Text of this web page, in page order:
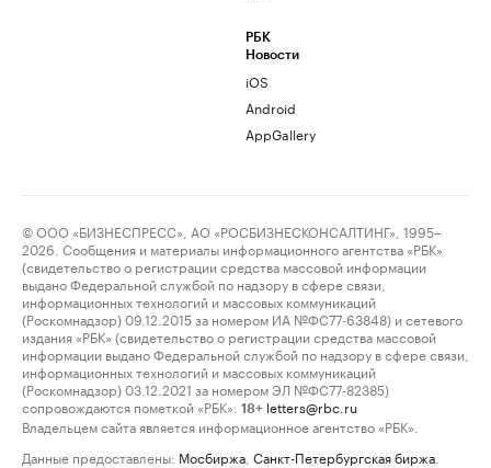
РБК
Новости
iOS
Android
AppGallery
© ООО «БИЗНЕСПРЕСС», АО «РОСБИЗНЕСКОНСАЛТИНГ», 1995–
2026. Сообщения и материалы информационного агентства «РБК»
(свидетельство о регистрации средства массовой информации
выдано Федеральной службой по надзору в сфере связи,
информационных технологий и массовых коммуникаций
(Роскомнадзор) 09.12.2015 за номером ИА №ФС77-63848) и сетевого
издания «РБК» (свидетельство о регистрации средства массовой
информации выдано Федеральной службой по надзору в сфере связи,
информационных технологий и массовых коммуникаций
(Роскомнадзор) 03.12.2021 за номером ЭЛ №ФС77-82385)
сопровождаются пометкой «РБК».
18+ letters@rbc.ru
Владельцем сайта является информационное агентство «РБК».
Данные предоставлены: Мосбиржа Санкт-Петербургская биржа